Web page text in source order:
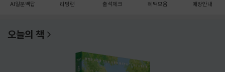
AI일문백답 리딩런 출석체크 혜택모음 매장안내
오늘의 책